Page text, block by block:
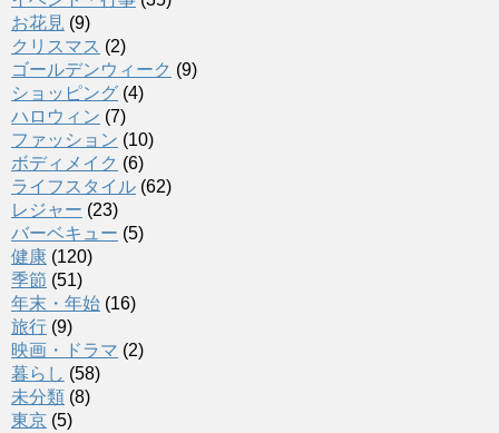
お花見 (9)
クリスマス (2)
ゴールデンウィーク (9)
ショッピング (4)
ハロウィン (7)
ファッション (10)
ボディメイク (6)
ライフスタイル (62)
レジャー (23)
バーベキュー (5)
健康 (120)
季節 (51)
年末・年始 (16)
旅行 (9)
映画・ドラマ (2)
暮らし (58)
未分類 (8)
東京 (5)